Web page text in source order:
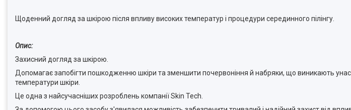
Щоденний догляд за шкірою після впливу високих температур і процедури серединного пілінгу.
Опис:
Захисний догляд за шкірою.
Допомагає запобігти пошкодженню шкіри та зменшити почервоніння й набряки, що виникають
температури шкіри.
Це одна з найсучасніших розроблень компанії Skin Tech.